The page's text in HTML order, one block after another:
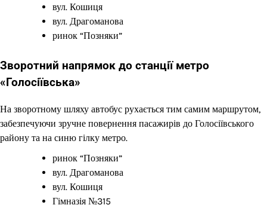
вул. Кошиця
вул. Драгоманова
ринок “Позняки”
Зворотний напрямок до станції метро
«Голосіївська»
На зворотному шляху автобус рухається тим самим маршрутом,
забезпечуючи зручне повернення пасажирів до Голосіївського
району та на синю гілку метро.
ринок “Позняки”
вул. Драгоманова
вул. Кошиця
Гімназія №315